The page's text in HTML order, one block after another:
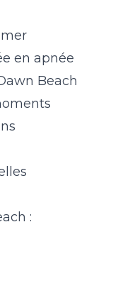
en apnée
Beach
: